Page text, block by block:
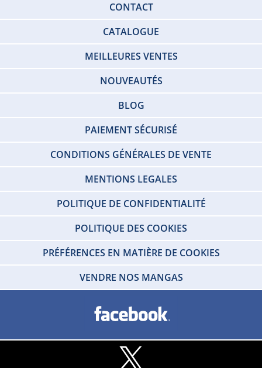
CONTACT
CATALOGUE
MEILLEURES VENTES
NOUVEAUTÉS
BLOG
PAIEMENT SÉCURISÉ
CONDITIONS GÉNÉRALES DE VENTE
MENTIONS LEGALES
POLITIQUE DE CONFIDENTIALITÉ
POLITIQUE DES COOKIES
PRÉFÉRENCES EN MATIÈRE DE COOKIES
VENDRE NOS MANGAS